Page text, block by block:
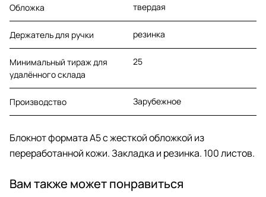
Обложка твердая
Держатель для ручки резинка
Минимальный тираж для
удалённого склада
25
Производство Зарубежное
Блокнот формата А5 с жесткой обложкой из
переработанной кожи. Закладка и резинка. 100 листов.
Вам также может понравиться